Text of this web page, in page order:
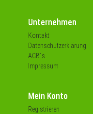
Unternehmen
Kontakt
Datenschutzerklärung
AGB´s
Impressum
Mein Konto
Registrieren